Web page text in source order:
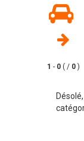
1 - 0 ( / 0 )